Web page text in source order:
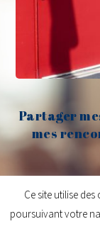
Partager
mes
Ce site utilise
poursuivant votre